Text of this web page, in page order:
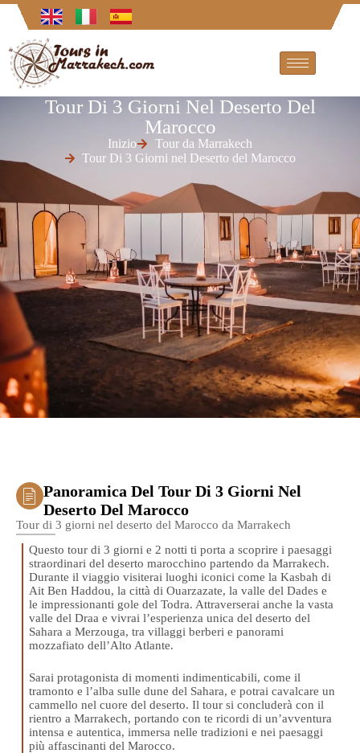
Tour Di 3 Giorni Nel Deserto Del
Marocco
Inizio
Tour da Marrakech
Tour Di 3 Giorni nel Deserto del Marocco
Panoramica Del Tour Di 3 Giorni Nel
Deserto Del Marocco
Tour di 3 giorni nel deserto del Marocco da Marrakech
Questo tour di 3 giorni e 2 notti ti porta a scoprire i paesaggi
straordinari del deserto marocchino partendo da Marrakech.
Durante il viaggio visiterai luoghi iconici come la Kasbah di
Ait Ben Haddou, la città di Ouarzazate, la valle del Dades e
le impressionanti gole del Todra. Attraverserai anche la vasta
valle del Draa e vivrai l’esperienza unica del deserto del
Sahara a Merzouga, tra villaggi berberi e panorami
mozzafiato dell’Alto Atlante.
Sarai protagonista di momenti indimenticabili, come il
tramonto e l’alba sulle dune del Sahara, e potrai cavalcare un
cammello nel cuore del deserto. Il tour si concluderà con il
rientro a Marrakech, portando con te ricordi di un’avventura
intensa e autentica, immersa nelle tradizioni e nei paesaggi
più affascinanti del Marocco.